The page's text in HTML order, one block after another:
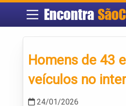
Encontra
Homens de 43
veículos no
24/01/2026